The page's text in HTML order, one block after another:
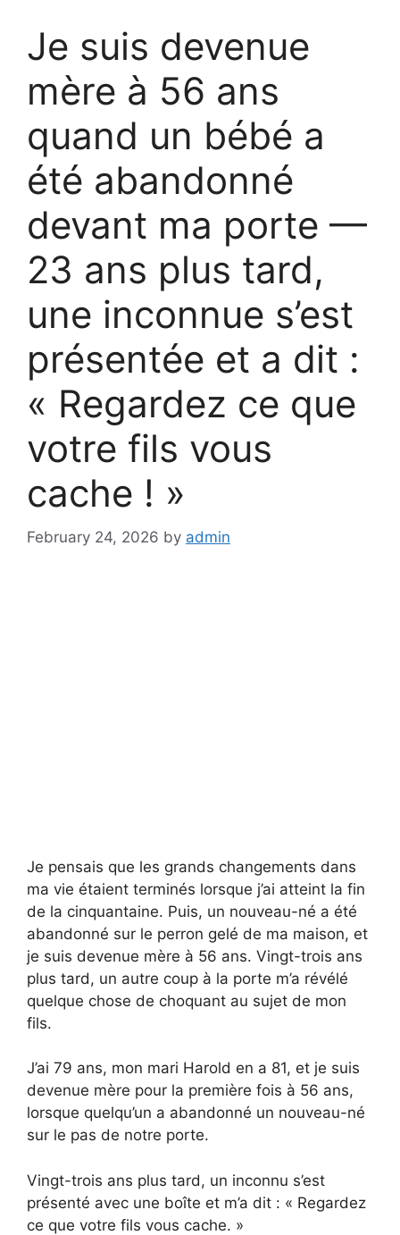
Je suis devenue
mère à 56 ans
quand un bébé a
été abandonné
devant ma porte —
23 ans plus tard,
une inconnue s’est
présentée et a dit :
« Regardez ce que
votre fils vous
cache ! »
February 24, 2026 by admin
Je pensais que les grands changements dans
ma vie étaient terminés lorsque j’ai atteint la fin
de la cinquantaine. Puis, un nouveau-né a été
abandonné sur le perron gelé de ma maison, et
je suis devenue mère à 56 ans. Vingt-trois ans
plus tard, un autre coup à la porte m’a révélé
quelque chose de choquant au sujet de mon
fils.
J’ai 79 ans, mon mari Harold en a 81, et je suis
devenue mère pour la première fois à 56 ans,
lorsque quelqu’un a abandonné un nouveau-né
sur le pas de notre porte.
Vingt-trois ans plus tard, un inconnu s’est
présenté avec une boîte et m’a dit : « Regardez
ce que votre fils vous cache. »